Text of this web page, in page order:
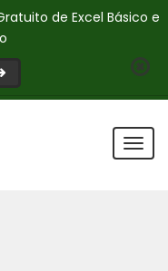
de Excel Básico e